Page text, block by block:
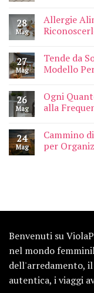
28
Mag
Allergie
27
Mag
Tende da
Modello
26
Mag
Ogni
alla
24
Mag
Cammino
per
Benvenuti su
nel mondo
dell'arredamento, il
autentica, i viaggi